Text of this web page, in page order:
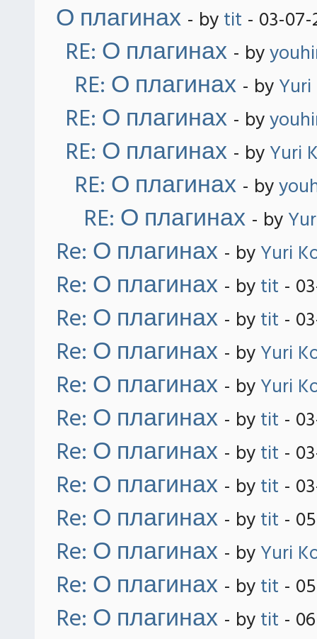
О плагинах - bytit - 03-07-
RE: О плагинах - by
RE: О плагинах - by
RE: О плагинах - by
RE: О плагинах - byYuri
RE: О плагинах - by
RE: О плагинах - by
Re: О плагинах - byYuri
Re: О плагинах - bytit -
Re: О плагинах - bytit -
Re: О плагинах - byYuri
Re: О плагинах - byYuri
Re: О плагинах - bytit -
Re: О плагинах - bytit -
Re: О плагинах - bytit -
Re: О плагинах - bytit -
Re: О плагинах - byYuri
Re: О плагинах - bytit -
Re: О плагинах - bytit -